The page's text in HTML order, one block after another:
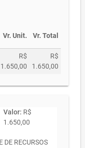
Vr. Unit. Vr. Total
R$
1.650,00
R$
1.650,00
Valor: R$
1.650,00
DE RECURSOS